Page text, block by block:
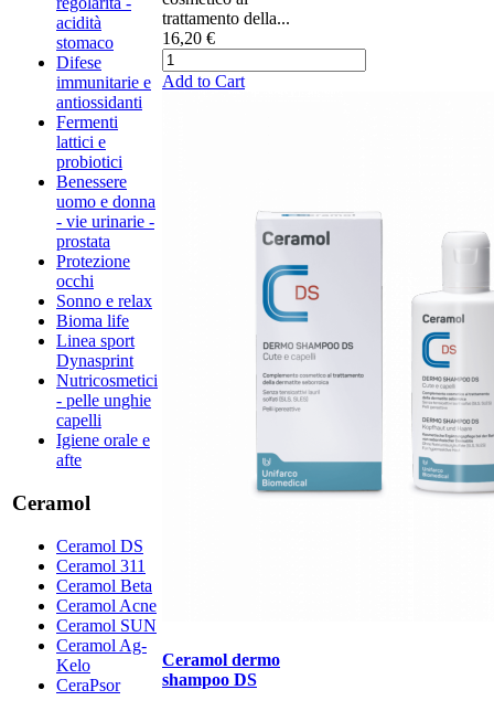
acidità
stomaco
Difese
immunitarie e
antiossidanti
Fermenti
lattici e
probiotici
Benessere
uomo e donna
- vie urinarie -
prostata
Protezione
occhi
Sonno e relax
Bioma life
Linea sport
Dynasprint
Nutricosmetici
- pelle unghie
capelli
Igiene orale e
afte
Ceramol
Ceramol DS
Ceramol 311
Ceramol Beta
Ceramol Acne
Ceramol SUN
Ceramol Ag-
Kelo
CeraPsor
trattamento della...
16,20 €
Add to Cart
Ceramol dermo
shampoo DS